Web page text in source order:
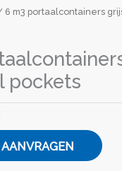
6 m3 portaalcontainers
pockets